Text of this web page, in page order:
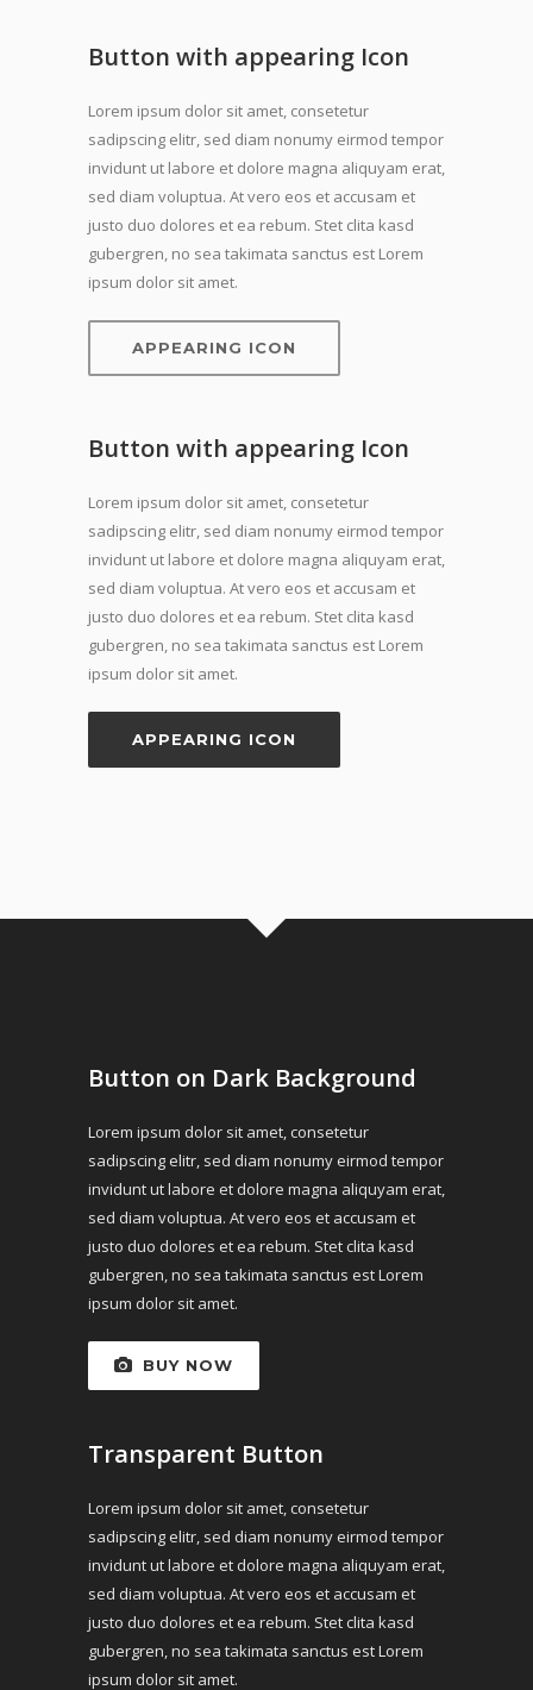
Button with appearing Icon
Lorem ipsum dolor sit amet, consetetur
sadipscing elitr, sed diam nonumy eirmod tempor
invidunt ut labore et dolore magna aliquyam erat,
sed diam voluptua. At vero eos et accusam et
justo duo dolores et ea rebum. Stet clita kasd
gubergren, no sea takimata sanctus est Lorem
ipsum dolor sit amet.
APPEARING ICON
Button with appearing Icon
Lorem ipsum dolor sit amet, consetetur
sadipscing elitr, sed diam nonumy eirmod tempor
invidunt ut labore et dolore magna aliquyam erat,
sed diam voluptua. At vero eos et accusam et
justo duo dolores et ea rebum. Stet clita kasd
gubergren, no sea takimata sanctus est Lorem
ipsum dolor sit amet.
APPEARING ICON
Button on Dark Background
Lorem ipsum dolor sit amet, consetetur
sadipscing elitr, sed diam nonumy eirmod tempor
invidunt ut labore et dolore magna aliquyam erat,
sed diam voluptua. At vero eos et accusam et
justo duo dolores et ea rebum. Stet clita kasd
gubergren, no sea takimata sanctus est Lorem
ipsum dolor sit amet.
BUY NOW
Transparent Button
Lorem ipsum dolor sit amet, consetetur
sadipscing elitr, sed diam nonumy eirmod tempor
invidunt ut labore et dolore magna aliquyam erat,
sed diam voluptua. At vero eos et accusam et
justo duo dolores et ea rebum. Stet clita kasd
gubergren, no sea takimata sanctus est Lorem
ipsum dolor sit amet.